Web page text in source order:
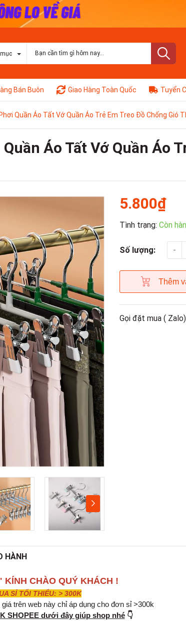
Bán Buôn Giao Hàng Toàn Quốc Tuyển
Quần Áo Tất Vớ Quần Áo Trẻ Em Treo Đồ Chống Gió
Áo Tất Vớ Quần Áo
5.800₫
Tình trạng: Còn
Số lượng: -
Thêm
Gọi đặt mua (
HÀNH
KÍNH CHÀO QUÝ KHÁCH !
SỈ TỐI THIỂU: > 300K
trên web này chỉ áp dụng cho đơn sỉ >300k
SHOPEE dưới đây giúp shop nhé👇